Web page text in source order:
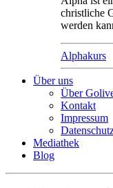
christliche
werden
Alphakurs
Über uns
Über
Kontakt
Impressum
Mediathek
Blog